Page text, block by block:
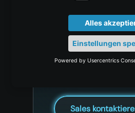
Für Unterstützung
Implementierungen,
Migrationsplanung
Sales